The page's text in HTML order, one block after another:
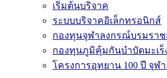
เริ่มต้นบริจาค
ระบบบริจาคอิเล็กทรอนิกส์
กองทุนจุฬาลงกรณ์บรมรา
กองทุนภูมิคุ้มกันบำบัดมะเร็
โครงการอุทยาน 100 ปี จุฬ